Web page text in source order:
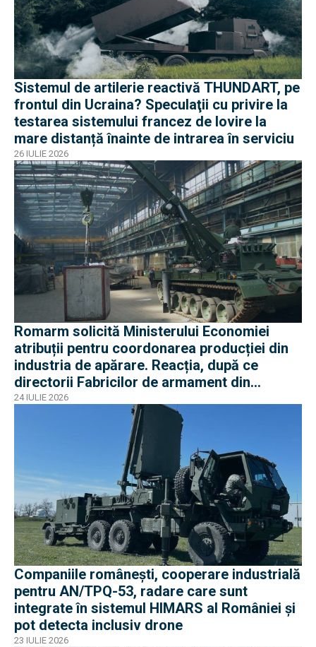
Sistemul de artilerie reactivă THUNDART, pe
frontul din Ucraina? Speculaţii cu privire la
testarea sistemului francez de lovire la
mare distanță înainte de intrarea în serviciu
26 IULIE 2026
Romarm solicită Ministerului Economiei
atribuții pentru coordonarea producției din
industria de apărare. Reacția, după ce
directorii Fabricilor de armament din
București și Plopeni au fost reținuți de DNA
24 IULIE 2026
Companiile românești, cooperare industrială
pentru AN/TPQ-53, radare care sunt
integrate în sistemul HIMARS al României și
pot detecta inclusiv drone
23 IULIE 2026